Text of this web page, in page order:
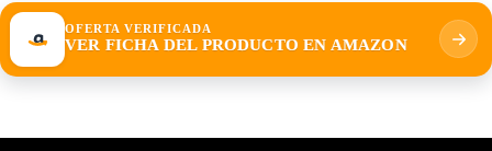
OFERTA VERIFICADA
VER FICHA DEL PRODUCTO EN AMAZON